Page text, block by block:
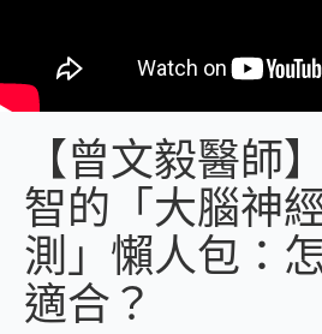
【曾文毅醫師
智的「大腦神
測」懶人包：
適合？